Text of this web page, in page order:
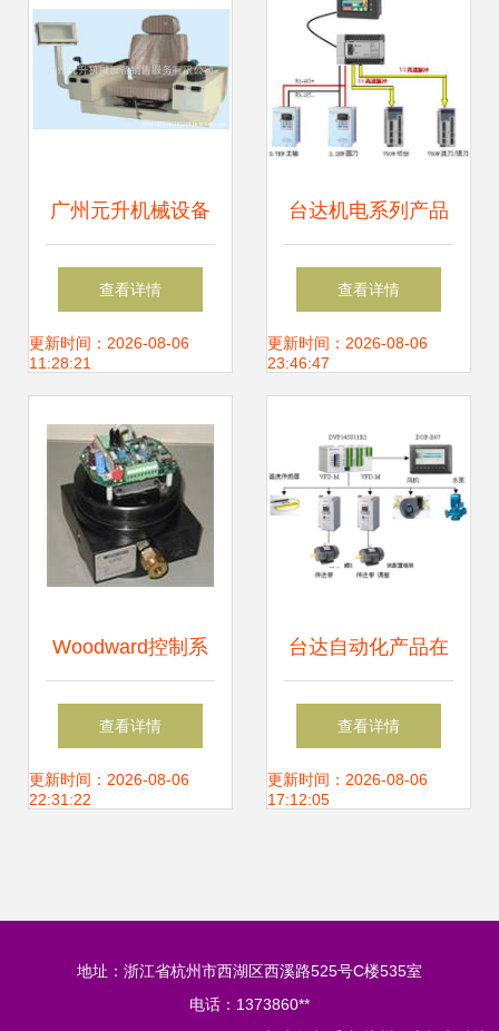
广州元升机械设备
销售服务 弱电系统
集成监控产品全览
查看详情
更新时间：2026-08-06
11:28:21
台达机电系列产品
在双伺服自动切台
上的应用
查看详情
更新时间：2026-08-06
23:46:47
Woodward控制系
统 聚盈通贸易引领
工业自动化的精密
查看详情
更新时间：2026-08-06
22:31:22
台达自动化产品在
食品螺旋速冻机机
电控制系统的集成
查看详情
更新时间：2026-08-06
17:12:05
地址：浙江省杭州市西湖区西溪路525号C楼535室
电话：1373860**